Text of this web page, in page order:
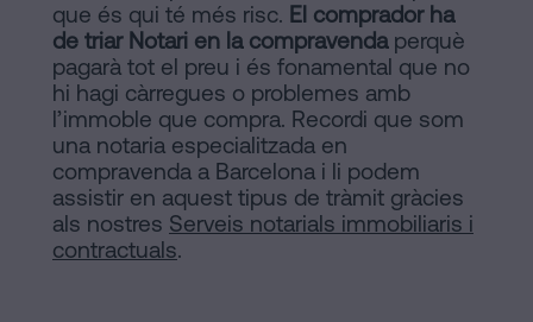
que és qui té més risc. El comprador ha
de triar Notari en la compravendaperquè
pagarà tot el preu i és fonamental que no
hi hagi càrregues o problemes amb
l’immoble que compra. Recordi que som
una notaria especialitzada en
compravenda a Barcelona i li podem
assistir en aquest tipus de tràmit gràcies
als nostres Serveis notarials immobiliaris i
contractuals.